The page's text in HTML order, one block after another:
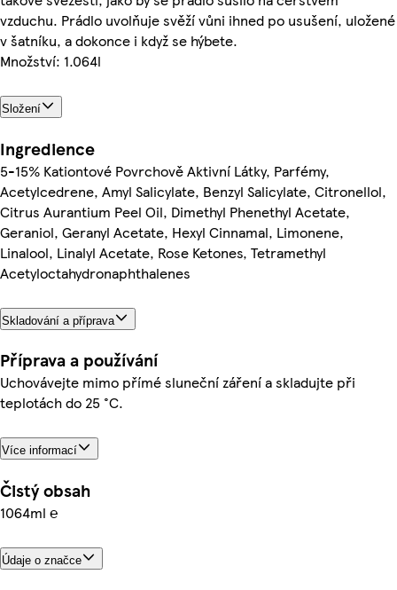
vzduchu. Prádlo uvolňuje svěží vůni ihned po usušení, uložené
v šatníku, a dokonce i když se hýbete.
Množství: 1.064l
Složení
Ingredience
5-15% Kationtové Povrchově Aktivní Látky, Parfémy,
Acetylcedrene, Amyl Salicylate, Benzyl Salicylate, Citronellol,
Citrus Aurantium Peel Oil, Dimethyl Phenethyl Acetate,
Geraniol, Geranyl Acetate, Hexyl Cinnamal, Limonene,
Linalool, Linalyl Acetate, Rose Ketones, Tetramethyl
Acetyloctahydronaphthalenes
Skladování a příprava
Příprava a používání
Uchovávejte mimo přímé sluneční záření a skladujte při
teplotách do 25 °C.
Více informací
Čistý obsah
1064ml ℮
Údaje o značce